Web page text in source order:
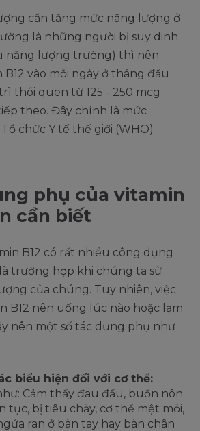
cần tăng mức năng lượng ở
là những người bị suy dinh
năng lượng trường) thì nên
B12 vào mỗi ngày ở tháng đầu
thói quen từ 125 - 250 mcg
theo. Đây chính là mức
chức Y tế thế giới (WHO)
phụ của vitamin
cần biết
B12 có rất nhiều công dụng
trường hợp khi chúng ta sử
của chúng. Tuy nhiên, việc
B12 nên uống lúc nào hoặc lạm
nên một số tác dụng phụ như
biểu hiện đối với cơ thể:
Cảm thấy đau đầu, buồn nôn
tục, bị tiêu chảy, cơ thể mệt mỏi,
ran ở bàn tay hay bàn chân